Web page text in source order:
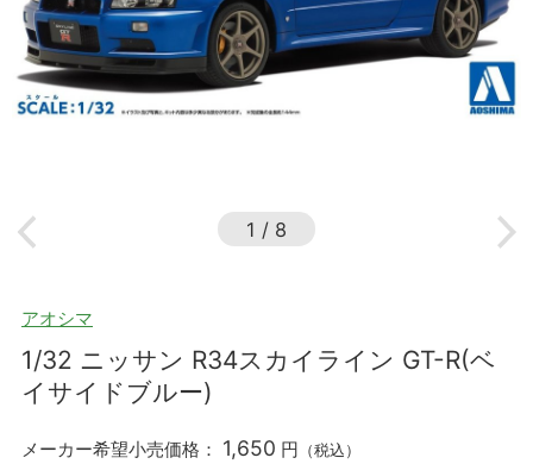
1 / 8
アオシマ
1/32 ニッサン R34スカイライン GT-R(ベ
イサイドブルー)
メーカー希望小売価格： 1,650 円 （税込）